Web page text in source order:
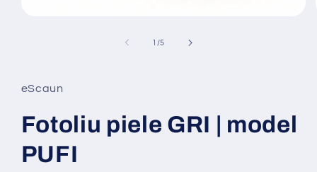
fereastră
modală
1 /din
5
eScaun
Fotoliu piele GRI | model
PUFI